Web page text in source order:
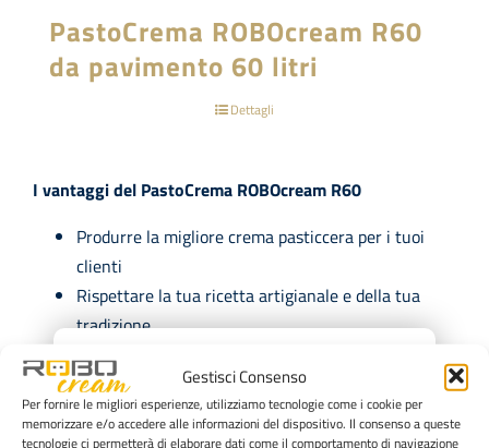
Gestisci Consenso
Per fornire le migliori esperienze, utilizziamo tecnologie come i cookie per
memorizzare e/o accedere alle informazioni del dispositivo. Il consenso a queste
tecnologie ci permetterà di elaborare dati come il comportamento di navigazione
PastoCrema ROBOcream R60
da pavimento 60 litri
Dettagli
I vantaggi del PastoCrema ROBOcream R60
Produrre la migliore crema pasticcera per i tuoi
clienti
Rispettare la tua ricetta artigianale e della tua
tradizione
Ridurre il lavoro manuale e alleggerire il carico
operativo
Recuperare e ottimizzare il tempo che puoi
dedicare ad attività di maggior valore